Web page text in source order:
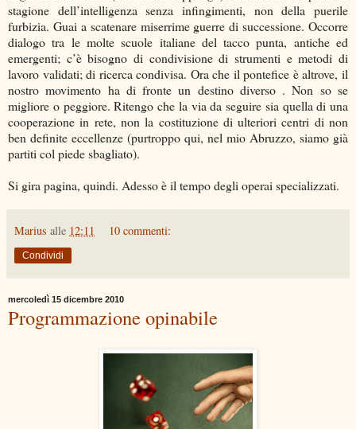
stagione dell’intelligenza senza infingimenti, non della puerile
furbizia. Guai a scatenare miserrime guerre di successione. Occorre
dialogo tra le molte scuole italiane del tacco punta, antiche ed
emergenti; c’è bisogno di condivisione di strumenti e metodi di
lavoro validati; di ricerca condivisa. Ora che il pontefice è altrove, il
nostro movimento ha di fronte un destino diverso . Non so se
migliore o peggiore. Ritengo che la via da seguire sia quella di una
cooperazione in rete, non la costituzione di ulteriori centri di non
ben definite eccellenze (purtroppo qui, nel mio Abruzzo, siamo già
partiti col piede sbagliato).
Si gira pagina, quindi. Adesso è il tempo degli operai specializzati.
Marius alle 12:11 10 commenti:
Condividi
mercoledì 15 dicembre 2010
Programmazione opinabile